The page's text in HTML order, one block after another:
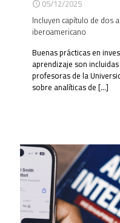
05/12/2025
Incluyen capítulo de dos
iberoamericano
Buenas prácticas en
aprendizaje son
profesoras de la
sobre analíticas de[…]